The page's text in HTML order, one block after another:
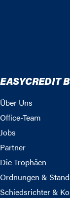
EASYCREDIT
Über Uns
Office-Team
Jobs
Partner
Die Trophäen
Ordnungen &
Schiedsrichter &